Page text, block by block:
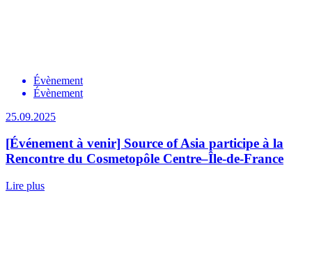
Évènement
Évènement
25.09.2025
[Événement à venir] Source of Asia participe à la
Rencontre du Cosmetopôle Centre–Île-de-France
Lire plus